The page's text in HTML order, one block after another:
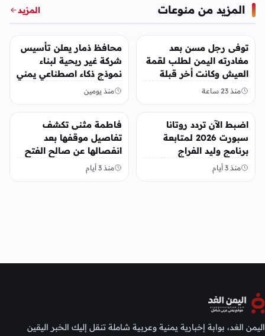
المزيد من منوعات المزيد
منوعات
توفى رجل مسن بعد
مغادرته اليمن لطلب لقمة
العيش وكانت أخر قبلة
يقدمها لإبنته
منذ 23 ساعة
منوعات
محافظ ذمار يعلن تأسيس
شركة غير ربحية لبناء
نموذج ذكاء اصطناعي يمني
منذ يومين
منوعات
اضبط الآن تردد روتانا
سبورت 2026 لمتابعة
برنامج وليد الفراج
منذ 3 أيام
منوعات
فاطمة مثنى تكشف
تفاصيل موقفها بعد
انفصالها عن صالح الفتح
منذ 3 أيام
اليمن الغد، بوابة إخبارية يمنية وعربية شاملة تنقل إليك الخبر اليقين